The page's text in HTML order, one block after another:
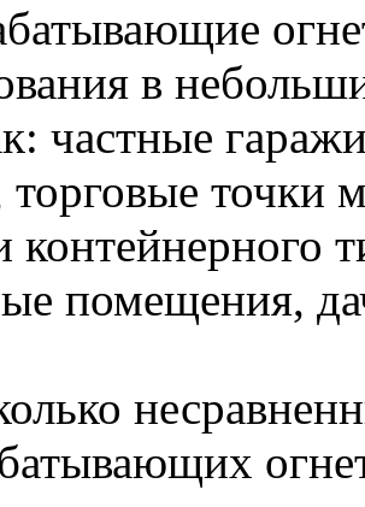
в
частные
торговые точки
контейнерного
помещения,